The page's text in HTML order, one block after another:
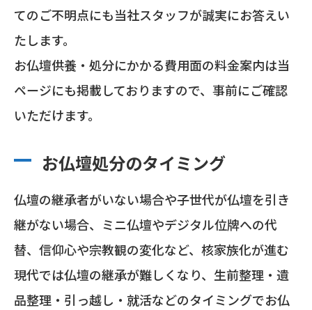
てのご不明点にも当社スタッフが誠実にお答えい
たします。
お仏壇供養・処分にかかる費用面の料金案内は当
ページにも掲載しておりますので、事前にご確認
いただけます。
お仏壇処分のタイミング
仏壇の継承者がいない場合や子世代が仏壇を引き
継がない場合、ミニ仏壇やデジタル位牌への代
替、信仰心や宗教観の変化など、核家族化が進む
現代では仏壇の継承が難しくなり、生前整理・遺
品整理・引っ越し・就活などのタイミングでお仏